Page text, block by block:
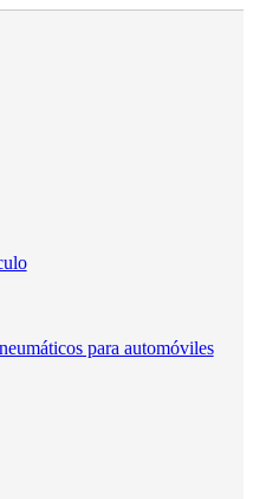
para automóviles